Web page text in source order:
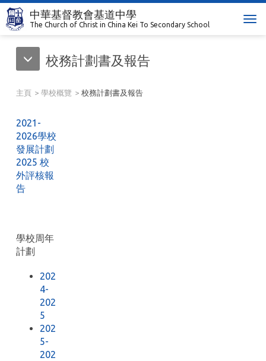
中華基督教會基道中學
The Church of Christ in China Kei To Secondary School
T
校務計劃書及報告
主頁 學校概覽 校務計劃書及報告
2021-
2026學校
發展計劃
2025 校
外評核報
告
學校周年
計劃
202
4-
202
5
202
5-
202